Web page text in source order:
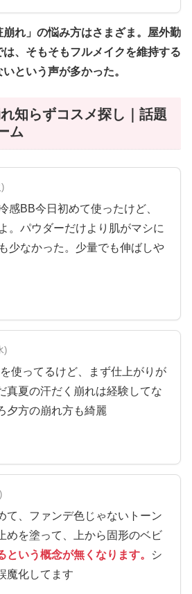
れ」の悩み方はさまざま。屋外勤
、そもそもフルメイクを維持する
という声が多かった。
知らずコスメ探し｜話題
ム
感BB今日初めて使ったけど、
。パウダーだけより肌がマシに
少なかった。少量でも伸ばしや
)
使ってるけど、まず仕上がりが
真夏の汗だく崩れは経験してな
夕方の崩れ方も綺麗
て、ファンデ色じゃないトーン
めを塗って、上から固形のベビ
という概念が無くなります。
シ
魔化してます